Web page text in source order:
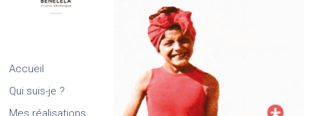
Accueil
Qui suis-je ?
Mes réalisations